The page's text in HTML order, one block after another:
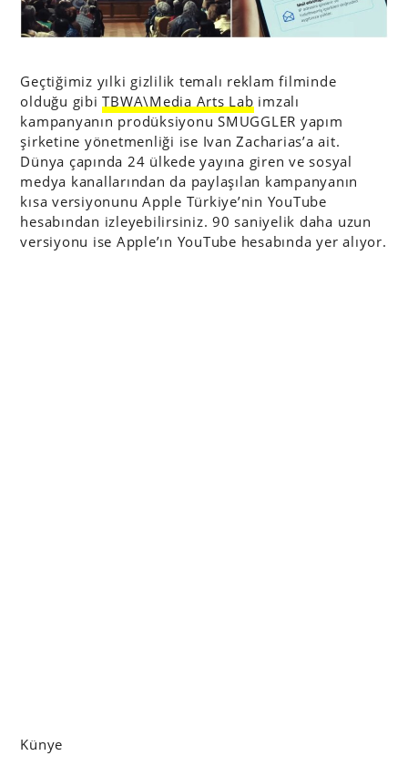
Geçtiğimiz yılki gizlilik temalı reklam filminde
olduğu gibiTBWA\Media Arts Lab imzalı
kampanyanın prodüksiyonu SMUGGLER yapım
şirketine yönetmenliği ise Ivan Zacharias’a ait.
Dünya çapında 24 ülkede yayına giren ve sosyal
medya kanallarından da paylaşılan kampanyanın
kısa versiyonunu Apple Türkiye’nin YouTube
hesabından izleyebilirsiniz. 90 saniyelik daha uzun
versiyonu ise Apple’ın YouTube hesabında yer alıyor.
Künye